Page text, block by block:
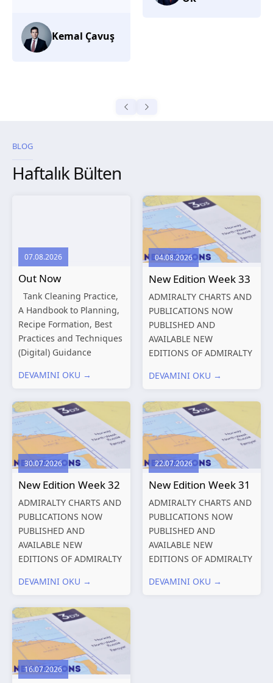
BLOG
Haftalık Bülten
07.08.2026
Out Now
Tank Cleaning Practice,
A Handbook to Planning,
Recipe Formation, Best
Practices and Techniques
(Digital) Guidance
Structures – Consolidated
Shipping and the
Environment – A Guide to
Environmental
Compliance...
DEVAMINI OKU →
04.08.2026
New Edition Week 33
ADMIRALTY CHARTS AND
PUBLICATIONS NOW
PUBLISHED AND
AVAILABLE NEW
EDITIONS OF ADMIRALTY
PUBLICATIONS New
Charts published 13
August 2026 Chart
Title, limits
and other remarks
319
International chart
DEVAMINI OKU →
30.07.2026
New Edition Week 32
ADMIRALTY CHARTS AND
PUBLICATIONS NOW
PUBLISHED AND
AVAILABLE NEW
EDITIONS OF ADMIRALTY
PUBLICATIONS New
Charts published 06
August 2026 Chart Title,
limits and other remarks
1602 China – Chang...
DEVAMINI OKU →
22.07.2026
New Edition Week 31
ADMIRALTY CHARTS AND
PUBLICATIONS NOW
PUBLISHED AND
AVAILABLE NEW
EDITIONS OF ADMIRALTY
PUBLICATIONS New
DEVAMINI OKU →
16.07.2026